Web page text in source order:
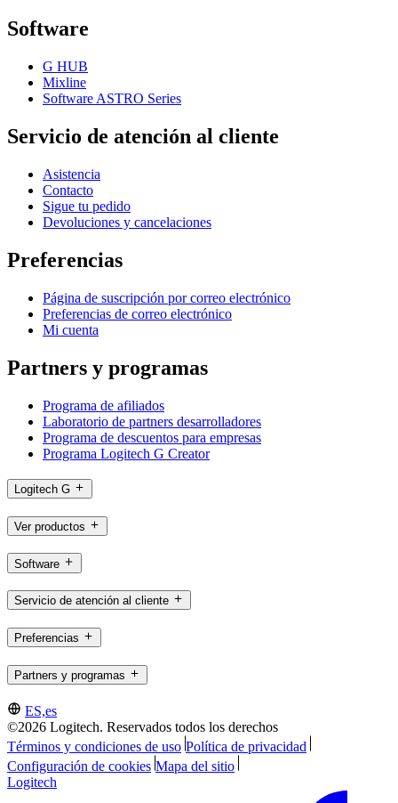
Software
G HUB
Mixline
Software ASTRO Series
Servicio de atención al cliente
Asistencia
Contacto
Sigue tu pedido
Devoluciones y cancelaciones
Preferencias
Página de suscripción por correo electrónico
Preferencias de correo electrónico
Mi cuenta
Partners y programas
Programa de afiliados
Laboratorio de partners desarrolladores
Programa de descuentos para empresas
Programa Logitech G Creator
Logitech G
Ver productos
Software
Servicio de atención al cliente
Preferencias
Partners y programas
ES,es
©2026 Logitech. Reservados todos los derechos
Términos y condiciones de uso Política de privacidad
Configuración de cookies Mapa del sitio
Logitech